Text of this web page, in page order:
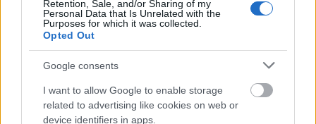
Retention, Sale, and/or Sharing of my
Personal Data that Is Unrelated with the
Purposes for which it was collected.
Opted Out
Google consents
I want to allow Google to enable storage
related to advertising like cookies on web or
device identifiers in apps.
Ezekről összefoglalók, ismertetők,
állásfoglalások készítése magyar és angol
nyelven
Részvétel kapcsolódó magyarországi és
nemzetközi konzultációkban